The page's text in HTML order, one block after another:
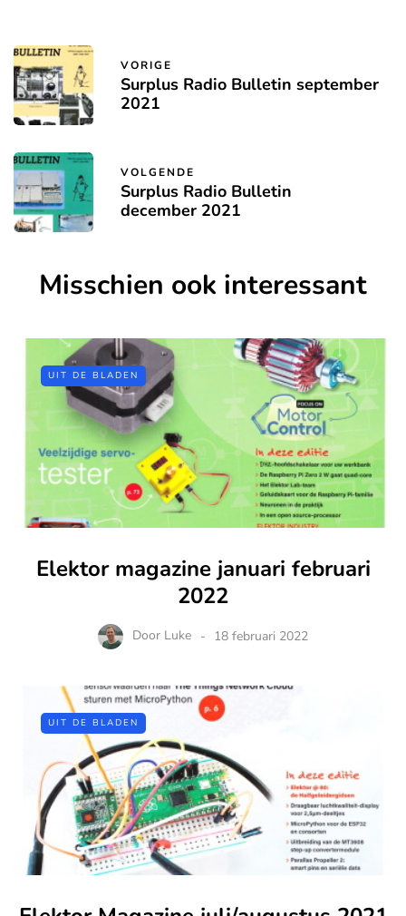
VORIGE
Surplus Radio Bulletin september
2021
VOLGENDE
Surplus Radio Bulletin
december 2021
Misschien ook interessant
UIT DE BLADEN
Elektor magazine januari februari
2022
Door Luke 18 februari 2022
UIT DE BLADEN